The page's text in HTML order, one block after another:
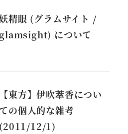
精眼 (グラムサイト /
glamsight) について
【東方】伊吹萃香につい
ての個人的な雑考
(2011/12/1)